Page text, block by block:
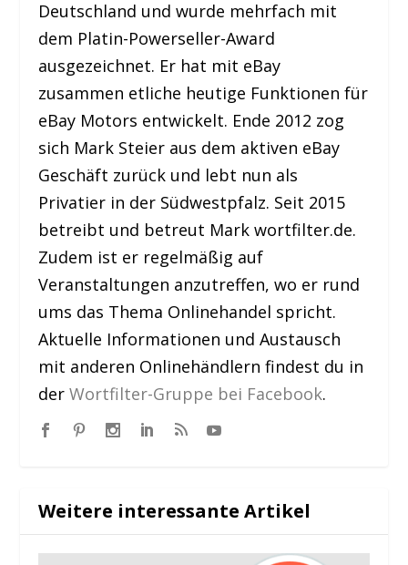
Deutschland und wurde mehrfach mit
dem Platin-Powerseller-Award
ausgezeichnet. Er hat mit eBay
zusammen etliche heutige Funktionen für
eBay Motors entwickelt. Ende 2012 zog
sich Mark Steier aus dem aktiven eBay
Geschäft zurück und lebt nun als
Privatier in der Südwestpfalz. Seit 2015
betreibt und betreut Mark wortfilter.de.
Zudem ist er regelmäßig auf
Veranstaltungen anzutreffen, wo er rund
ums das Thema Onlinehandel spricht.
Aktuelle Informationen und Austausch
mit anderen Onlinehändlern findest du in
derWortfilter-Gruppe bei Facebook.
Weitere interessante Artikel